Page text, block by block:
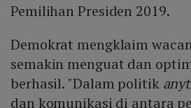
Pemilihan Presiden 2019.
Demokrat mengklaim
semakin menguat dan
berhasil. "Dalam politik
dan komunikasi di antara